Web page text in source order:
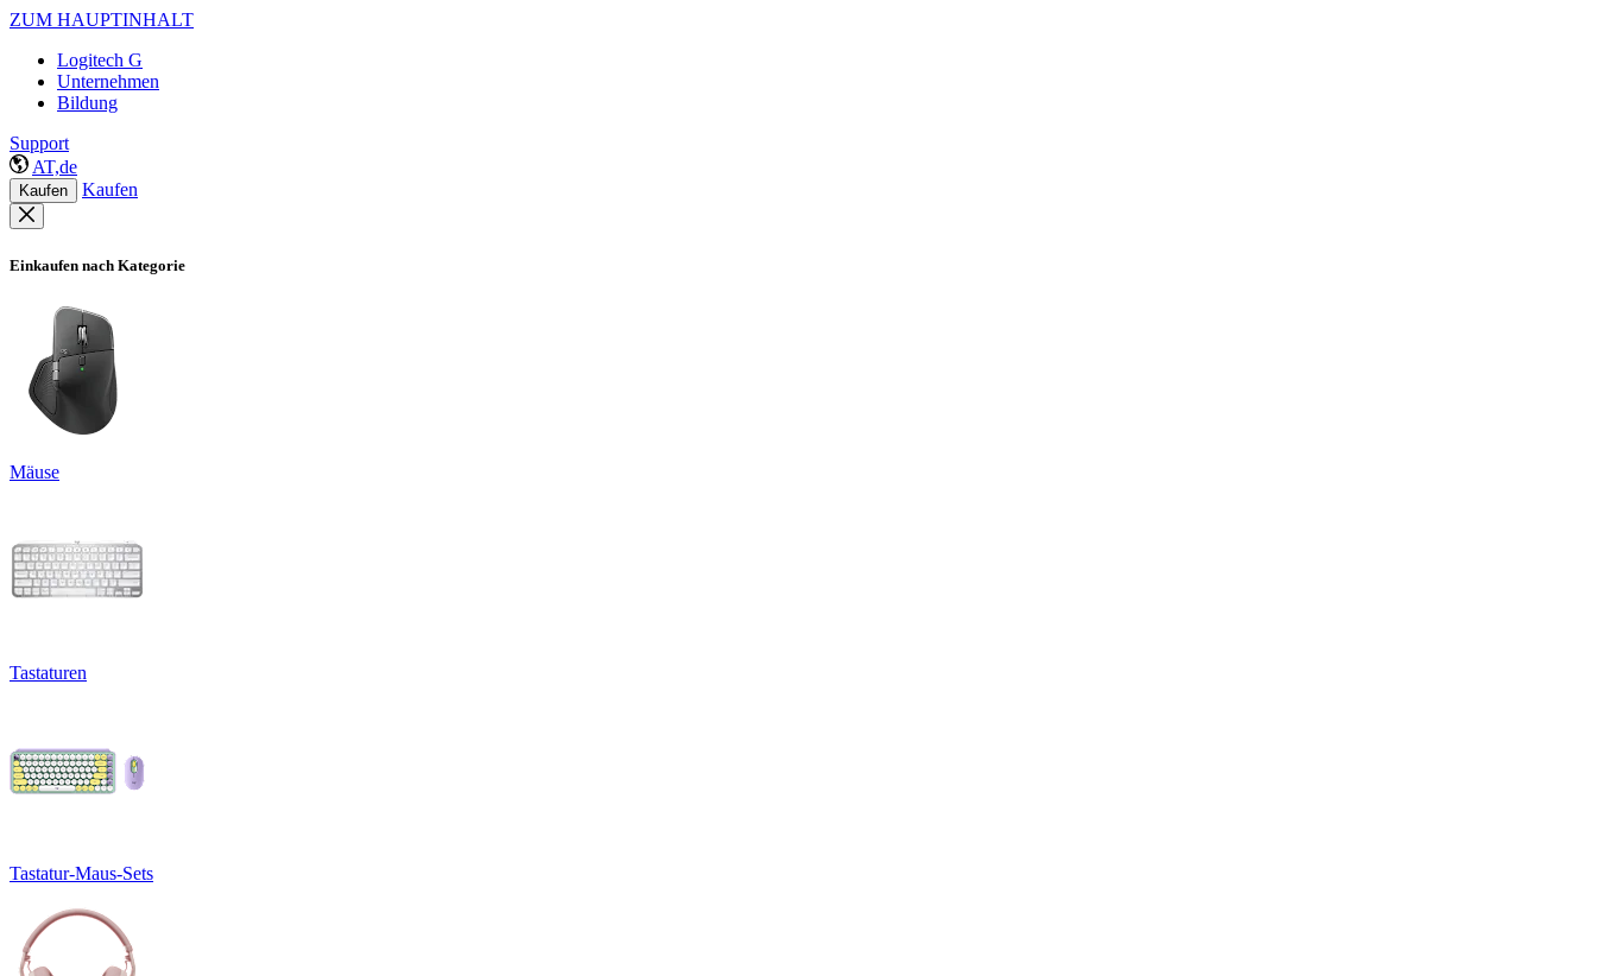
ZUM HAUPTINHALT
Logitech G
Unternehmen
Bildung
Support
AT,de
Kaufen Kaufen
Einkaufen nach Kategorie
Mäuse
Tastaturen
Tastatur-Maus-Sets